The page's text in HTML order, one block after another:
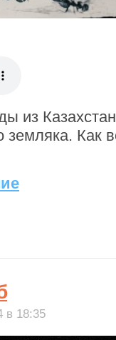
из
Как
в 18:35